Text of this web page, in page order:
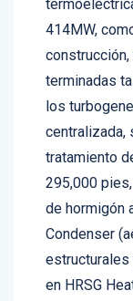
414MW,
terminadas
los
centralizada,
tratamiento
295,000
de hormigón
Condenser
estructurales
en HRSG
(generación